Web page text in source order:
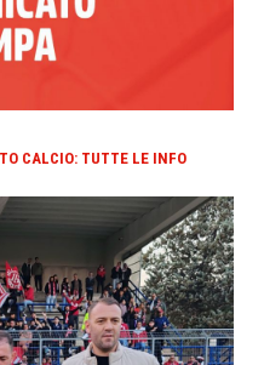
CALCIO: TUTTE LE INFO